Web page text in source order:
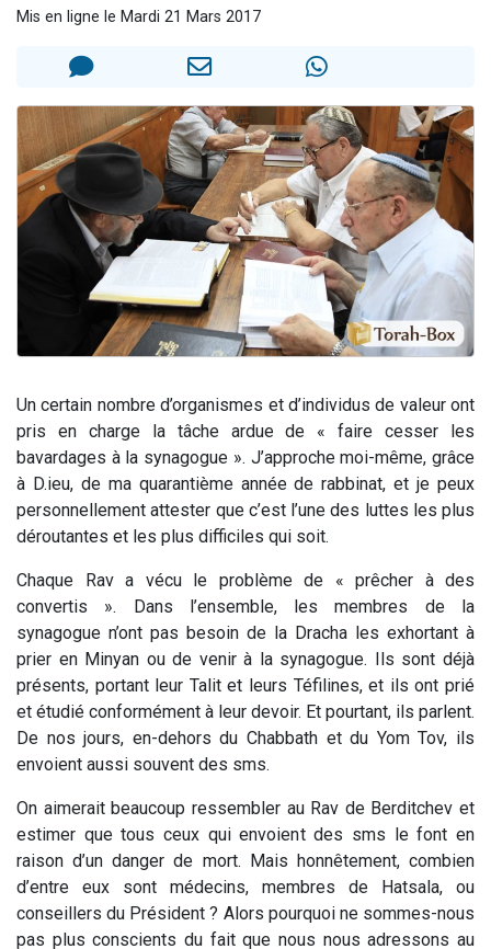
Ariel vient de donner son Maasser
6 personnes viennent de faire un don pour 5 enfants déjà orphelins risquent de perdre leur maman
Mis en ligne le Mardi 21 Mars 2017
Un certain nombre d’organismes et d’individus de valeur ont
pris en charge la tâche ardue de « faire cesser les
bavardages à la synagogue ». J’approche moi-même, grâce
à D.ieu, de ma quarantième année de rabbinat, et je peux
personnellement attester que c’est l’une des luttes les plus
déroutantes et les plus difficiles qui soit.
Chaque Rav a vécu le problème de « prêcher à des
convertis ». Dans l’ensemble, les membres de la
synagogue n’ont pas besoin de la Dracha les exhortant à
prier en Minyan ou de venir à la synagogue. Ils sont déjà
présents, portant leur Talit et leurs Téfilines, et ils ont prié
et étudié conformément à leur devoir. Et pourtant, ils parlent.
De nos jours, en-dehors du Chabbath et du Yom Tov, ils
envoient aussi souvent des sms.
On aimerait beaucoup ressembler au Rav de Berditchev et
estimer que tous ceux qui envoient des sms le font en
raison d’un danger de mort. Mais honnêtement, combien
d’entre eux sont médecins, membres de Hatsala, ou
conseillers du Président ? Alors pourquoi ne sommes-nous
pas plus conscients du fait que nous nous adressons au